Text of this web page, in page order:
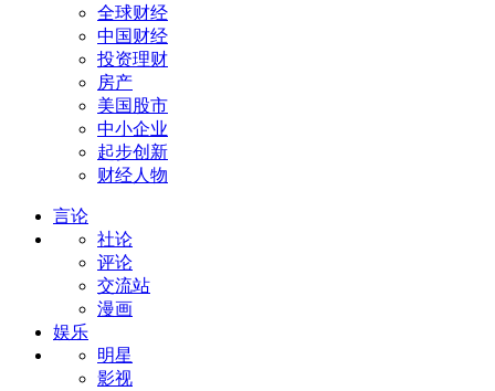
全球财经
中国财经
投资理财
房产
美国股市
中小企业
起步创新
财经人物
言论
社论
评论
交流站
漫画
娱乐
明星
影视